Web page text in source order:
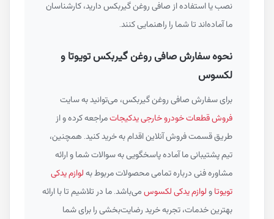
نصب یا استفاده از صافی روغن گیربکس دارید، کارشناسان
ما آماده‌اند تا شما را راهنمایی کنند.
نحوه سفارش صافی روغن گیربکس تویوتا و
لکسوس
برای سفارش صافی روغن گیربکس، می‌توانید به سایت
فروش قطعات خودرو خارجی یدکیجاتمراجعه کرده و از
طریق قسمت فروش آنلاین اقدام به خرید کنید. همچنین،
تیم پشتیبانی ما آماده پاسخگویی به سوالات شما و ارائه
مشاوره فنی درباره تمامی محصولات مربوط بهلوازم یدکی
تویوتاولوازم یدکی لکسوسمی‌باشد. ما در تلاشیم تا با ارائه
بهترین خدمات، تجربه خرید رضایت‌بخشی را برای شما